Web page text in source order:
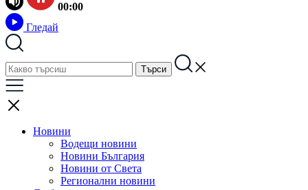
00:00
Гледай
Новини
Водещи новини
Новини България
Новини от Света
Регионални новини